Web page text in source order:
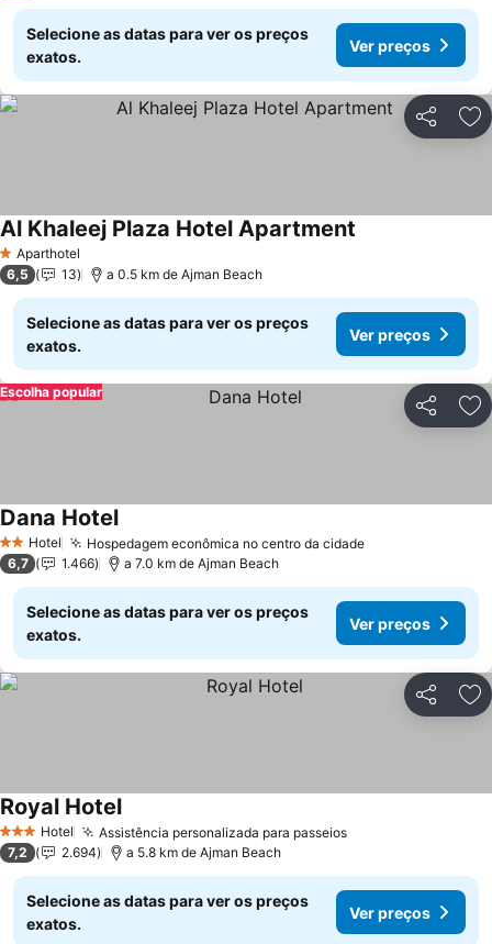
Selecione as datas para ver os preços
exatos.
Ver preços
Partilhar
1 Estrelas
Aparthotel
Al Khaleej Plaza Hotel Apartment
6,5 13 a 0.5 km de Ajman Beach
Selecione as datas para ver os preços
exatos.
Ver preços
Partilhar
Escolha popular
2 Estrelas
Hotel Hospedagem econômica no centro da cidade
Dana Hotel
6,7 1.466 a 7.0 km de Ajman Beach
Selecione as datas para ver os preços
exatos.
Ver preços
Partilhar
3 EstrelasHotel Assistência personalizada para passeios
Royal Hotel
7,2 2.694 a 5.8 km de Ajman Beach
Selecione as datas para ver os preços
exatos.
Ver preços